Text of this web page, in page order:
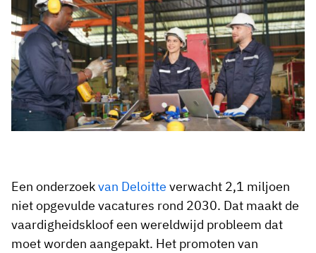
Een onderzoekvan Deloitte verwacht 2,1 miljoen
niet opgevulde vacatures rond 2030. Dat maakt de
vaardigheidskloof een wereldwijd probleem dat
moet worden aangepakt. Het promoten van